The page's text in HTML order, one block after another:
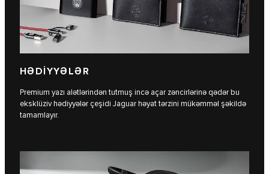
HƏDİYYƏLƏR
Premium yazı alətlərindən tutmuş incə açar zəncirlərinə qədər bu
eksklüziv hədiyyələr çeşidi Jaguar həyat tərzini mükəmməl şəkildə
tamamlayır.